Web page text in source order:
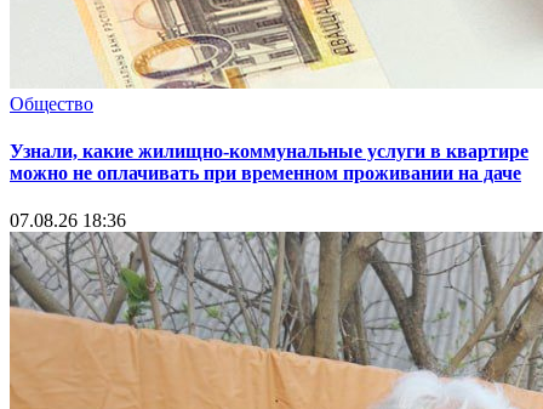
Общество
Узнали, какие жилищно-коммунальные услуги в квартире
можно не оплачивать при временном проживании на даче
07.08.26 18:36